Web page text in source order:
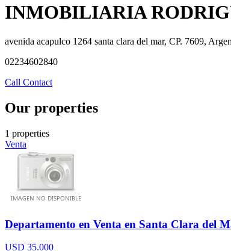
INMOBILIARIA
avenida acapulco 1264 santa clara del mar, CP. 7609,
02234602840
Call Contact
Our properties
1 properties
Venta
Departamento en Venta en Santa Clara del
USD 35.000